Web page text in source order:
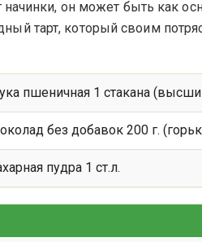
начинки, он может быть как
тарт, который своим
пшеничная 1 стакана
без добавок 200 г.
пудра 1 ст.л.